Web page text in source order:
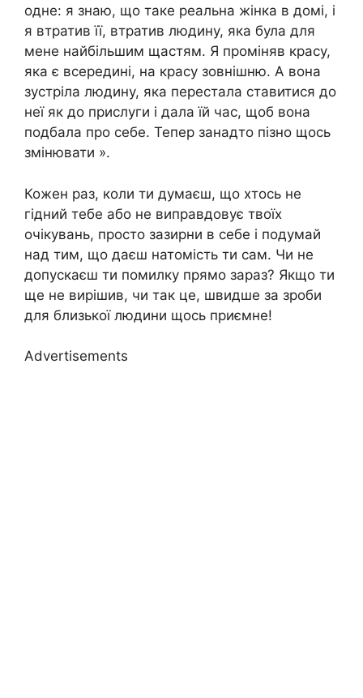
одне: я знаю, що таке реальна жінка в домі, і
я втратив її, втратив людину, яка була для
мене найбільшим щастям. Я проміняв красу,
яка є всередині, на красу зовнішню. А вона
зустріла людину, яка перестала ставитися до
неї як до прислуги і дала їй час, щоб вона
подбала про себе. Тепер занадто пізно щось
змінювати ».
Кожен раз, коли ти думаєш, що хтось не
гідний тебе або не виправдовує твоїх
очікувань, просто зазирни в себе і подумай
над тим, що даєш натомість ти сам. Чи не
допускаєш ти помилку прямо зараз? Якщо ти
ще не вирішив, чи так це, швидше за зроби
для близької людини щось приємне!
Advertisements